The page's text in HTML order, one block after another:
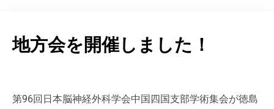
地方会を開催しました！
第96回日本脳神経外科学会中国四国支部学術集会が徳島